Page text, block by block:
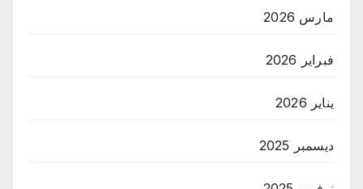
مارس 2026
فبراير 2026
يناير 2026
ديسمبر 2025